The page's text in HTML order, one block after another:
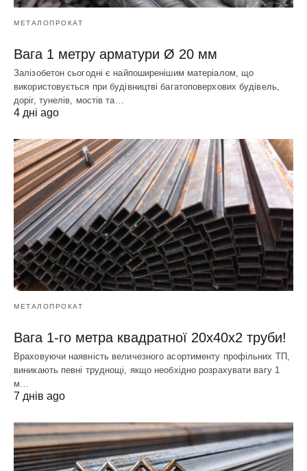
МЕТАЛОПРОКАТ
Вага 1 метру арматури Ø 20 мм
Залізобетон сьогодні є найпоширенішим матеріалом, що
використовується при будівництві багатоповерхових будівель,
доріг, тунелів, мостів та…
4 дні ago
МЕТАЛОПРОКАТ
Вага 1-го метра квадратної 20х40х2 труби!
Враховуючи наявність величезного асортименту профільних ТП,
виникають певні труднощі, якщо необхідно розрахувати вагу 1
м…
7 днів ago